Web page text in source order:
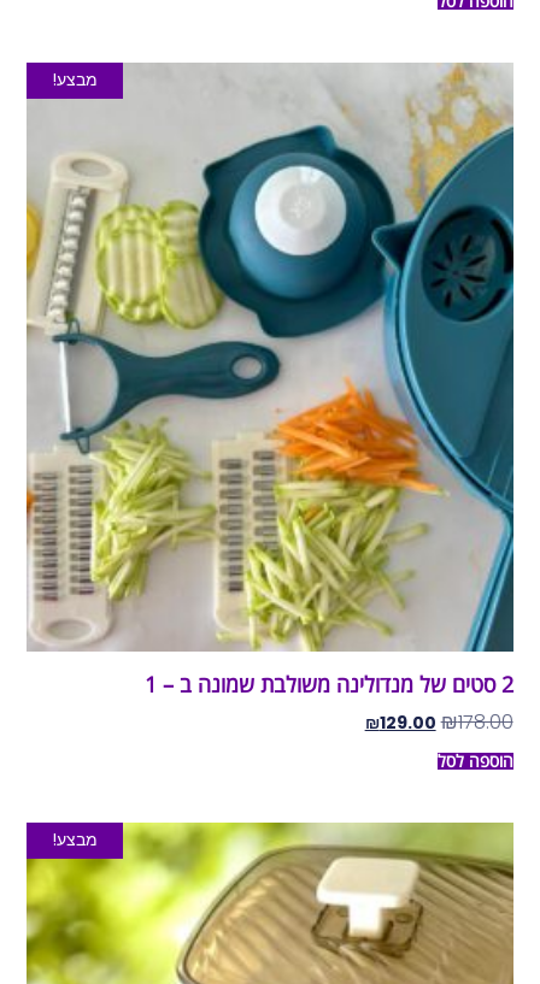
מבצע!
2 סטים של מנדולינה משולבת שמונה ב – 1
₪178.00
₪129.00
הוספה לסל
מבצע!